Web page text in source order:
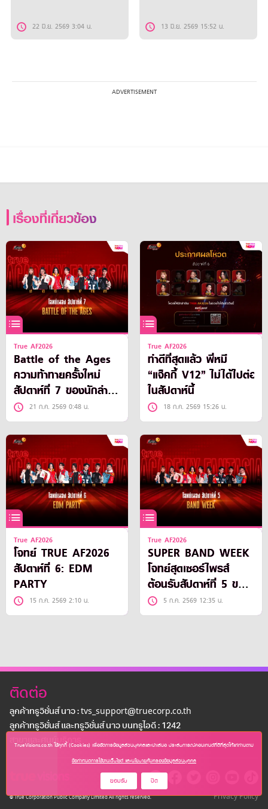
22 มิ.ย. 2569 3:04 น. 13 มิ.ย. 2569 15:52 น.
เรื่องที่เกี่ยวข้อง
True AF2026
Battle of the Ages
ความท้าทายครั้งใหม่
สัปดาห์ที่ 7 ของนักล่า
ฝัน 21 ก.ค. 2569 0:48 น.
True AF2026
ทำดีที่สุดแล้ว พี่หมี
“แจ็คกี้ V12” ไม่ได้ไปต่อ
ในสัปดาห์นี้
18 ก.ค. 2569 15:26 น.
True AF2026
โจทย์ TRUE AF2026
สัปดาห์ที่ 6: EDM
PARTY
15 ก.ค. 2569 2:10 น.
True AF2026
SUPER BAND WEEK
โจทย์สุดเซอร์ไพรส์
ต้อนรับสัปดาห์ที่ 5 ของ
TRUE AF2026
5 ก.ค. 2569 12:35 น.
ติดต่อ
ลูกค้าทรูวิชั่นส์ นาว : tvs_support@truecorp.co.th
ลูกค้าทรูวิชั่นส์ และทรูวิชั่นส์ นาว บนทรูไอดี : 1242
สาขาเเละศูนย์บริการ
© True Corporation Public Company Limited All rights reserved. Privacy Policy
TrueVisions.co.th ใช้คุกกี้ (Cookies) เพื่อจัดการข้อมูลส่วนบุคคลและนำเสนอ ประสบการณ์คอนเทนต์ที่ดีที่สุดให้แก่ท่านตาม
ข้อกำหนดการใช้งานเว็บไซต์ และนโยบายคุ้มครองข้อมูลส่วนบุคคล
ยอมรับ ปิด